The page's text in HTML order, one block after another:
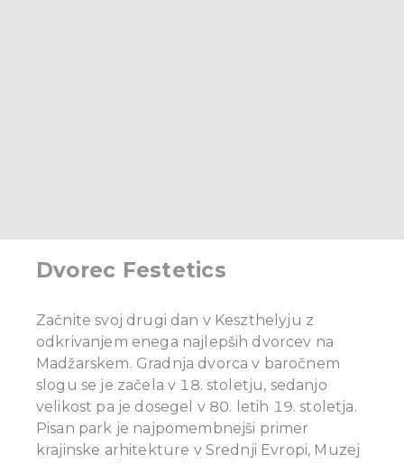
Dvorec Festetics
Začnite svoj drugi dan v Keszthelyju z
odkrivanjem enega najlepših dvorcev na
Madžarskem. Gradnja dvorca v baročnem
slogu se je začela v 18. stoletju, sedanjo
velikost pa je dosegel v 80. letih 19. stoletja.
Pisan park je najpomembnejši primer
krajinske arhitekture v Srednji Evropi, Muzej